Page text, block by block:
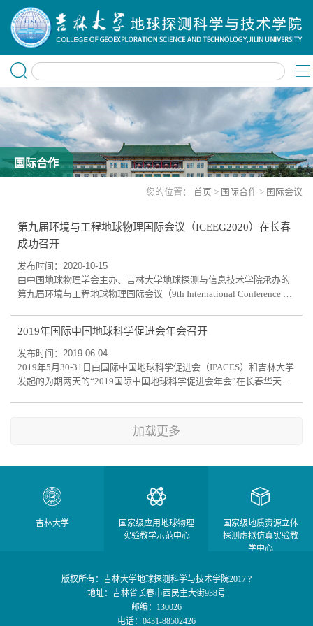
国际合作
您的位置： 首页 > 国际合作 > 国际会议
第九届环境与工程地球物理国际会议（ICEEG2020）在长春
成功召开
发布时间：2020-10-15
由中国地球物理学会主办、吉林大学地球探测与信息技术学院承办的
第九届环境与工程地球物理国际会议（9th International Conference on
工程环境地球物理（Engineering and Environmental Geophysics in
Smart Urban and Rural Areas）”。2020年10月12日上午举行大会开幕
式，吉林大学副校长郑伟...
2019年国际中国地球科学促进会年会召开
发布时间：2019-06-04
2019年5月30-31日由国际中国地球科学促进会（IPACES）和吉林大学
发起的为期两天的“2019国际中国地球科学促进会年会”在长春华天大
学院和吉林大学仪器科学与电气工程学院。协办单位为国家地球物理
仪器工程技术研究中心等15个实验中心及实验室。来自美国、加拿大
加载更多
吉林大学
国家级应用地球物理
实验教学示范中心
国家级地质资源立体
探测虚拟仿真实验教
学中心
版权所有：吉林大学地球探测科学与技术学院2017 ?
地址：吉林省长春市西民主大街938号
邮编：130026
电话：0431-88502426